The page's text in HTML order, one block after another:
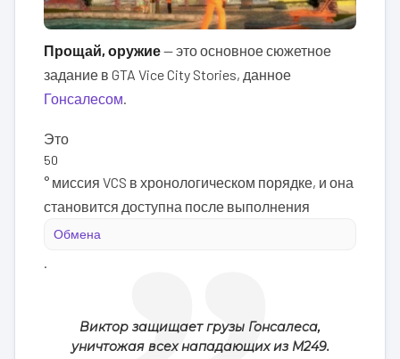
Прощай, оружие— это основное сюжетное
задание в GTA Vice City Stories, данное
Гонсалесом.
Это
50
° миссия VCS в хронологическом порядке, и она
становится доступна после выполнения
Обмена
.
Виктор защищает грузы Гонсалеса,
уничтожая всех нападающих из M249.